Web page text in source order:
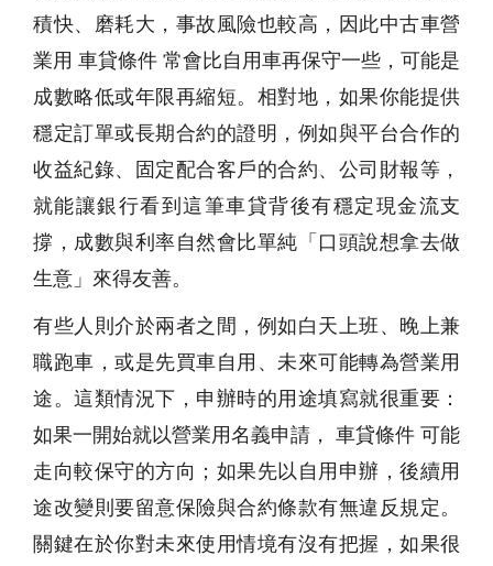
積快、磨耗大，事故風險也較高，因此中古車營
業用 車貸條件 常會比自用車再保守一些，可能是
成數略低或年限再縮短。相對地，如果你能提供
穩定訂單或長期合約的證明，例如與平台合作的
收益紀錄、固定配合客戶的合約、公司財報等，
就能讓銀行看到這筆車貸背後有穩定現金流支
撐，成數與利率自然會比單純「口頭說想拿去做
生意」來得友善。
有些人則介於兩者之間，例如白天上班、晚上兼
職跑車，或是先買車自用、未來可能轉為營業用
途。這類情況下，申辦時的用途填寫就很重要：
如果一開始就以營業用名義申請， 車貸條件 可能
走向較保守的方向；如果先以自用申辦，後續用
途改變則要留意保險與合約條款有無違反規定。
關鍵在於你對未來使用情境有沒有把握，如果很